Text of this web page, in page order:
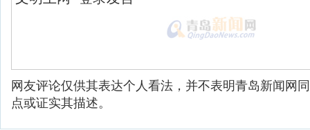
网友评论仅供其表达个人看法，并不表明青岛新闻网
点或证实其描述。